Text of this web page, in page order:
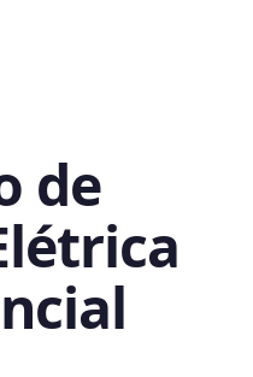
de